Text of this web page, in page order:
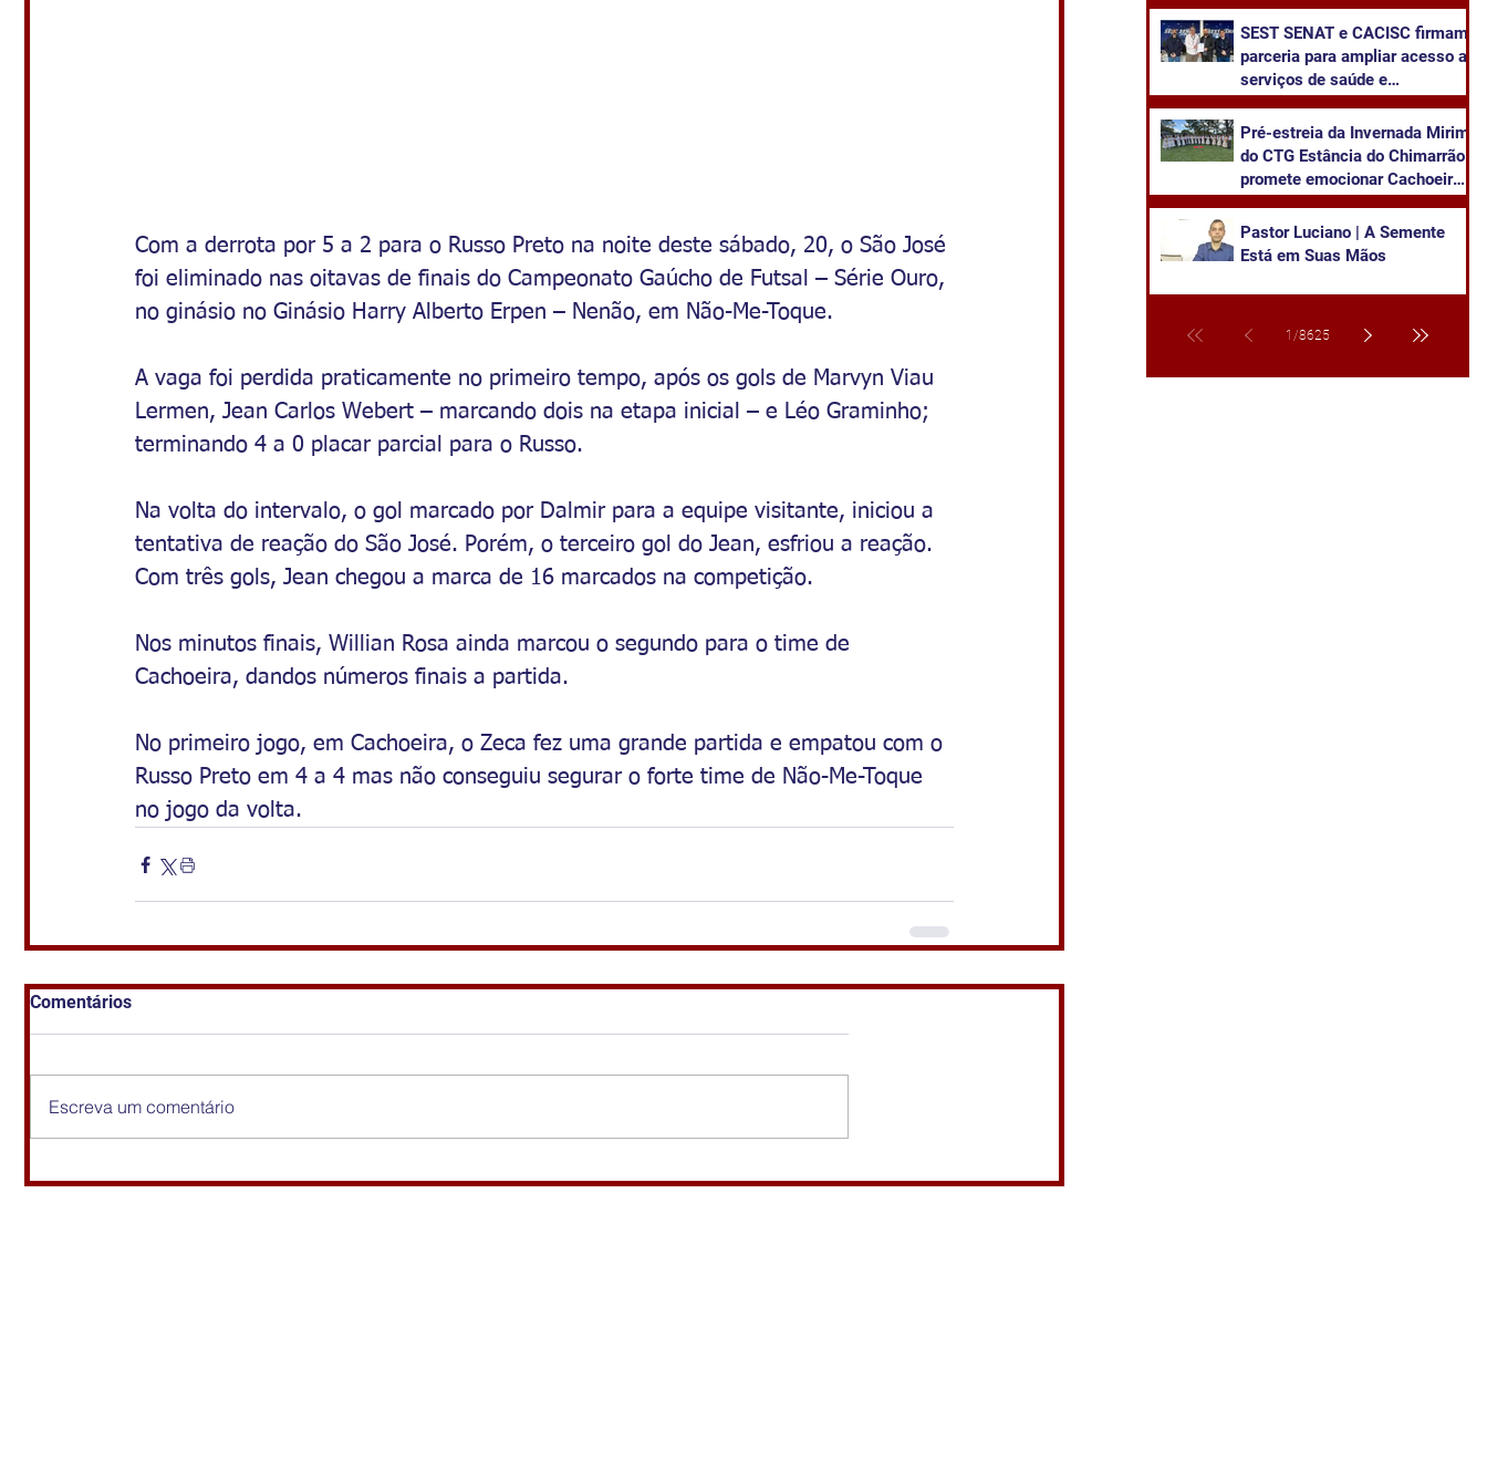
Com a derrota por 5 a 2 para o Russo Preto na noite deste sábado, 20, o São José
foi eliminado nas oitavas de finais do Campeonato Gaúcho de Futsal – Série Ouro,
no ginásio no Ginásio Harry Alberto Erpen – Nenão, em Não-Me-Toque.
A vaga foi perdida praticamente no primeiro tempo, após os gols de Marvyn Viau
Lermen, Jean Carlos Webert – marcando dois na etapa inicial – e Léo Graminho;
terminando 4 a 0 placar parcial para o Russo.
Na volta do intervalo, o gol marcado por Dalmir para a equipe visitante, iniciou a
tentativa de reação do São José. Porém, o terceiro gol do Jean, esfriou a reação.
Com três gols, Jean chegou a marca de 16 marcados na competição.
Nos minutos finais, Willian Rosa ainda marcou o segundo para o time de
Cachoeira, dandos números finais a partida.
No primeiro jogo, em Cachoeira, o Zeca fez uma grande partida e empatou com o
Russo Preto em 4 a 4 mas não conseguiu segurar o forte time de Não-Me-Toque
no jogo da volta.
Comentários
Escreva um comentário
SEST SENAT e CACISC firmam
parceria para ampliar acesso a
serviços de saúde e
Pré-estreia da Invernada Mirim
do CTG Estância do Chimarrão
promete emocionar Cachoeira
Pastor Luciano | A Semente
Está em Suas Mãos
1 /8625